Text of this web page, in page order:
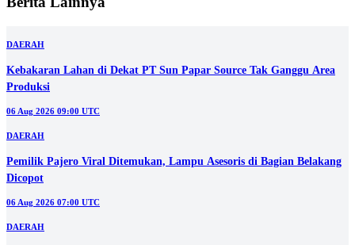
DAERAH
Kebakaran Lahan di Dekat PT Sun Papar Source Tak Ganggu Area
Produksi
06 Aug 2026 09:00 UTC
DAERAH
Pemilik Pajero Viral Ditemukan, Lampu Asesoris di Bagian Belakang
Dicopot
06 Aug 2026 07:00 UTC
DAERAH